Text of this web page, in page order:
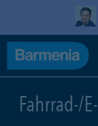
Fahrrad-/